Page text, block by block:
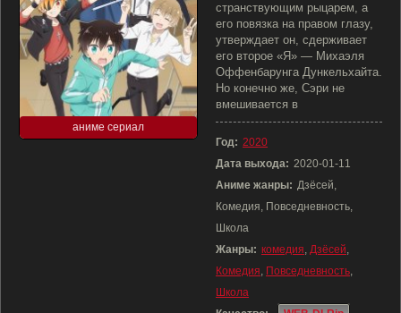
аниме сериал
странствующим рыцарем, а
его повязка на правом глазу,
утверждает он, сдерживает
его второе «Я» — Михаэля
Оффенбарунга Дункельхайта.
Но конечно же, Сэри не
вмешивается в
Год: 2020
Дата выхода: 2020-01-11
Аниме жанры: Дзёсей,
Комедия, Повседневность,
Школа
Жанры: комедия, Дзёсей,
Комедия, Повседневность,
Школа